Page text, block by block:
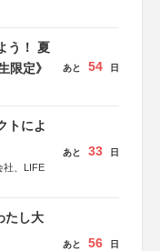
う！ 夏
限定》
あと 54 日
トによ
社、LIFE
あと 33 日
たし大
あと 56 日